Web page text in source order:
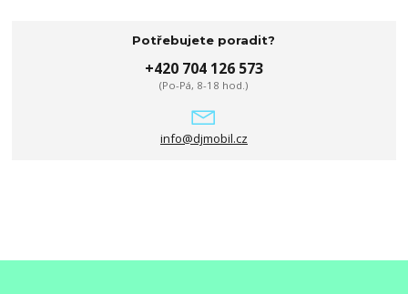
Potřebujete poradit?
+420 704 126 573
(Po-Pá, 8-18 hod.)
info@djmobil.cz